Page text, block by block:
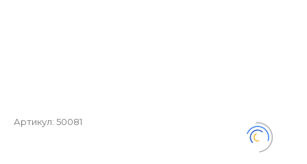
Артикул: 50081